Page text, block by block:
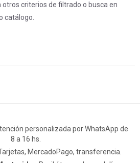
criterios de filtrado o busca en
catálogo.
personalizada por WhatsApp de
8 a 16 hs.
MercadoPago, transferencia.